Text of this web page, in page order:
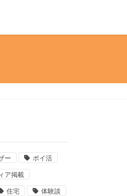
ー ポイ活
ア掲載
住宅 体験談